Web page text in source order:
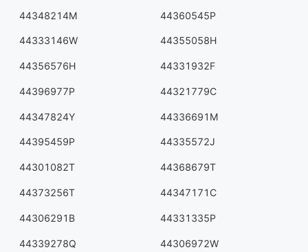
44348214M 44360545P
44333146W 44355058H
44356576H 44331932F
44396977P 44321779C
44347824Y 44336691M
44395459P 44335572J
44301082T 44368679T
44373256T 44347171C
44306291B 44331335P
44339278Q 44306972W